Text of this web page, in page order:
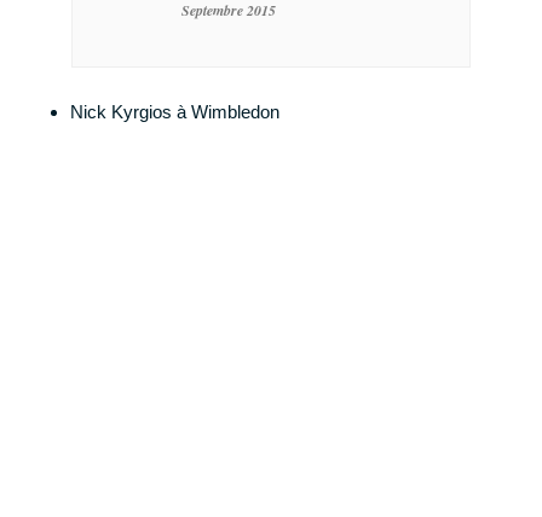
Septembre 2015
Nick Kyrgios à Wimbledon